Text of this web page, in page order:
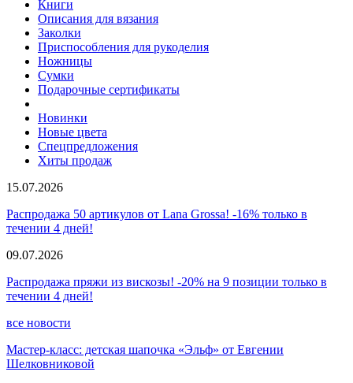
Книги
Описания для вязания
Заколки
Приспособления для рукоделия
Ножницы
Сумки
Подарочные сертификаты
Новинки
Новые цвета
Спецпредложения
Хиты продаж
15.07.2026
Распродажа 50 артикулов от Lana Grossa! -16% только в
течении 4 дней!
09.07.2026
Распродажа пряжи из вискозы! -20% на 9 позиции только в
течении 4 дней!
все новости
Мастер-класс: детская шапочка «Эльф» от Евгении
Шелковниковой